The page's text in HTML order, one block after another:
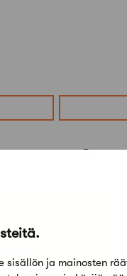
sisällön ja mainosten
Aalto